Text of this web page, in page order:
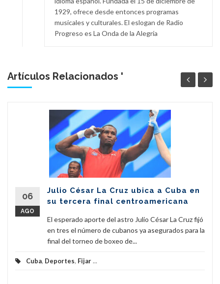
1929, ofrece desde entonces programas
musicales y culturales. El eslogan de Radio
Progreso es La Onda de la Alegría
Artículos Relacionados '
06
AGO
Julio César La Cruz ubica a Cuba en
su tercera final centroamericana
El esperado aporte del astro Julio César La Cruz fijó
en tres el número de cubanos ya asegurados para la
final del torneo de boxeo de...
Cuba, Deportes, Fijar...